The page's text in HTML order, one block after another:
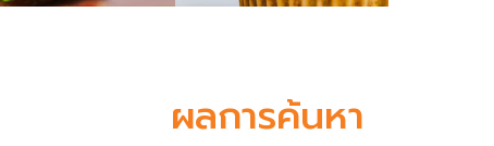
ผลการค้นหา